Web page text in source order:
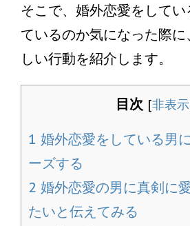
そこで、婚外恋愛をして
ているのか気になった際
しい行動を紹介します。
目次 [非表示
1 婚外恋愛をしている男
ーズする
2 婚外恋愛の男に真剣に
たいと伝えてみる